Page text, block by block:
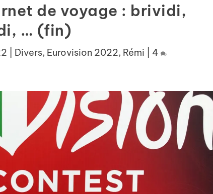
de voyage : brividi,
… (fin)
Divers, Eurovision 2022, Rémi 4